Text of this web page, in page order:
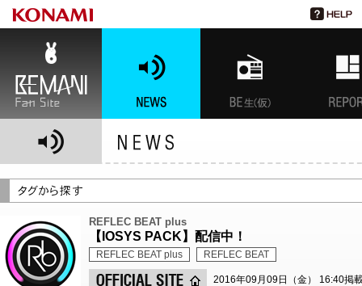
REFLEC BEAT plus
【IOSYS PACK】配信中！
REFLEC BEAT plus REFLEC BEAT
2016年09月09日（金） 16:40掲